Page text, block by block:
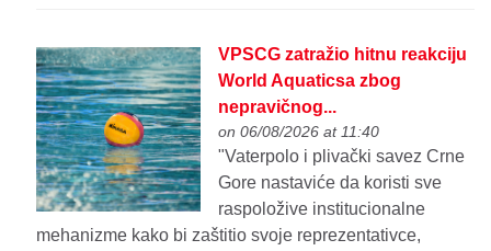
VPSCG zatražio hitnu reakciju
World Aquaticsa zbog
nepravičnog...
on 06/08/2026 at 11:40
"Vaterpolo i plivački savez Crne
Gore nastaviće da koristi sve
raspoložive institucionalne
mehanizme kako bi zaštitio svoje reprezentativce,